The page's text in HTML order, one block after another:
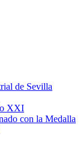
de Sevilla
XXI
con la Medalla